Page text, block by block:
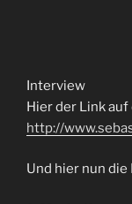
Interview
Hier der Link
http://
Und hier nun